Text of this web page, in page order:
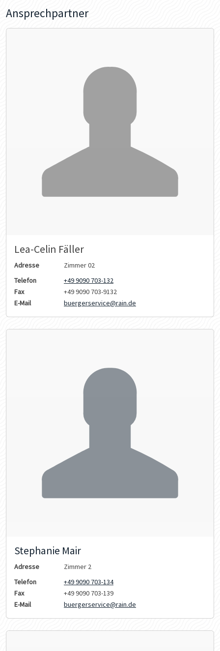
Ansprechpartner
Lea-Celin Fäller
Adresse
Zimmer 02
Telefon
+49 9090 703-132
Fax
+49 9090 703-9132
E-Mail
buergerservice@rain.de
Stephanie Mair
Adresse
Zimmer 2
Telefon
+49 9090 703-134
Fax
+49 9090 703-139
E-Mail
buergerservice@rain.de